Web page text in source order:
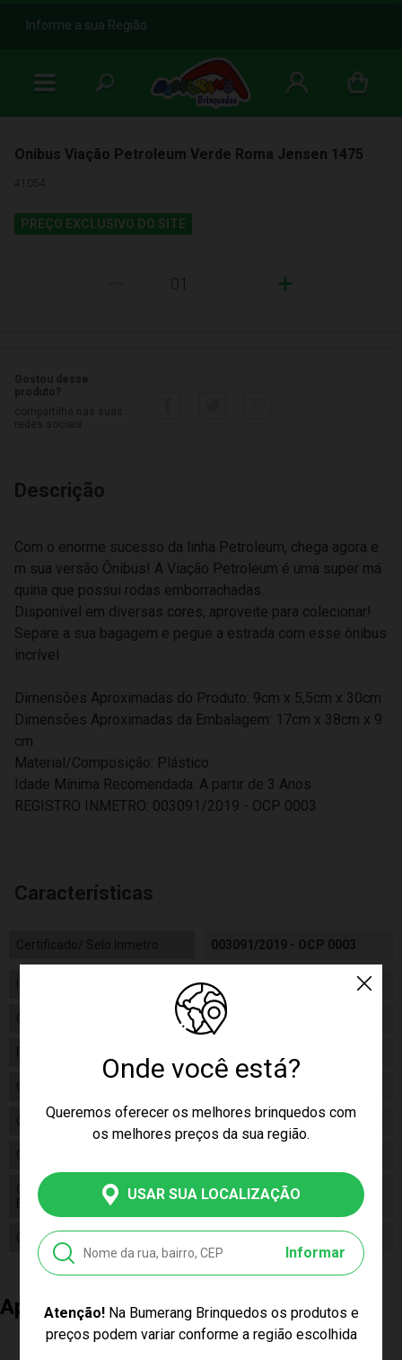
b
Informe a sua Região
Onde você está?
Queremos oferecer os melhores brinquedos com
os melhores preços da sua região.
USAR SUA LOCALIZAÇÃO
Informar
Atenção!Na Bumerang Brinquedos os produtos e
preços podem variar conforme a região escolhida
Onibus Viação Petroleum Verde Roma Jensen 1475
PREÇO EXCLUSIVO DO SITE
+
Descrição
Com o enorme sucesso da linha Petroleum, chega agora e
m sua versão Ônibus! A Viação Petroleum é uma super má
quina que possui rodas emborrachadas.
Disponível em diversas cores, aproveite para colecionar!
Separe a sua bagagem e pegue a estrada com esse ônibus
incrível
Dimensões Aproximadas do Produto: 9cm x 5,5cm x 30cm
Dimensões Aproximadas da Embalagem: 17cm x 38cm x 9
cm
Material/Composição: Plástico
Idade Mínima Recomendada: A partir de 3 Anos
REGISTRO INMETRO: 003091/2019 - OCP 0003
Características
Certificado/ Selo Inmetro 003091/2019 - OCP 0003
Gênero Masculino
Fabricante
Código
Código de Barras 7892238420360
Composição
Conteúdo da
Embalagem
01 Onibus Viação Petroleum Verde
Roma Jensen 1475
Cor Produto
Aproveite e Compre Também